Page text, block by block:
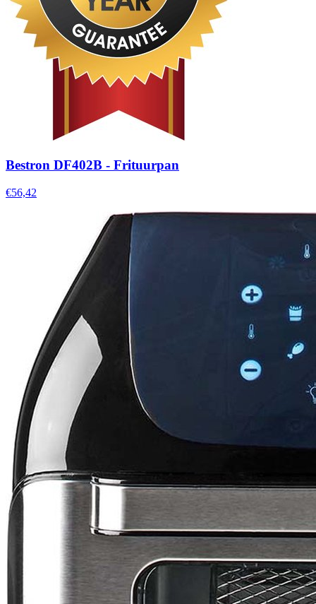
Bestron DF402B - Frituurpan
€56,42